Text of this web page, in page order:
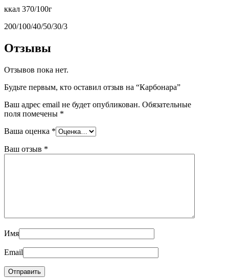
ккал 370/100г
200/100/40/50/30/3
Отзывы
Отзывов пока нет.
Будьте первым, кто оставил отзыв на “Карбонара”
Ваш адрес email не будет опубликован. Обязательные
поля помечены *
Ваша оценка *
Ваш отзыв *
Имя
Email